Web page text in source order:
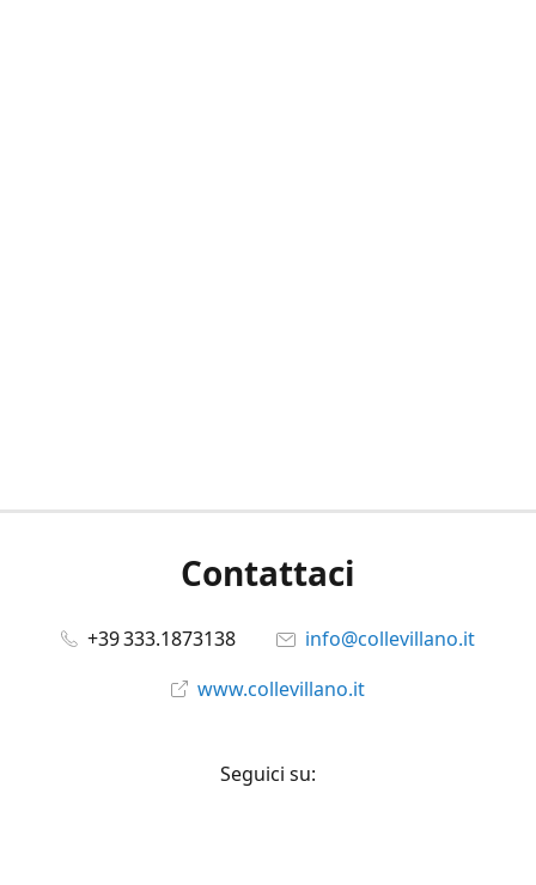
Contattaci
+39 333.1873138
info@collevillano.it
www.collevillano.it
Seguici su: